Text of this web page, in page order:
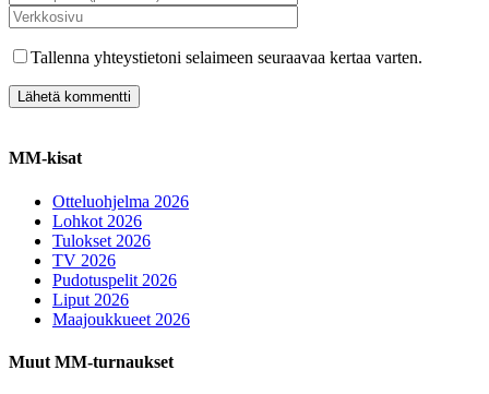
Tallenna yhteystietoni selaimeen seuraavaa kertaa varten.
MM-kisat
Otteluohjelma 2026
Lohkot 2026
Tulokset 2026
TV 2026
Pudotuspelit 2026
Liput 2026
Maajoukkueet 2026
Muut MM-turnaukset